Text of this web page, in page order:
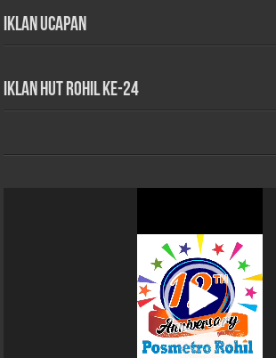
Iklan Ucapan
iklan HUT Rohil Ke-24